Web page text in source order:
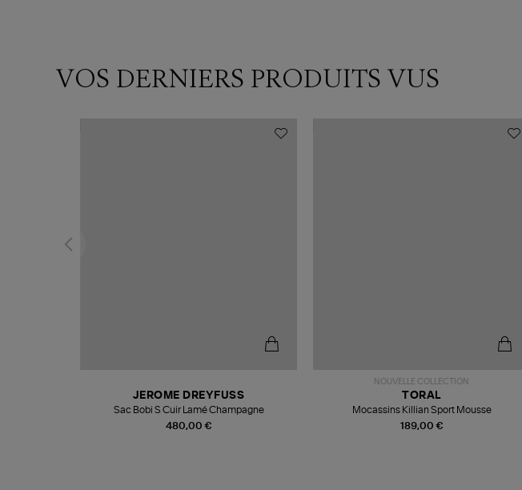
VOS DERNIERS PRODUITS VUS
480,00 €
JEROME DREYFUSS
Sac Bobi S Cuir Lamé Champagne
NOUVELLE COLLECTION
189,00 €
TORAL
Mocassins Killian Sport Mousse